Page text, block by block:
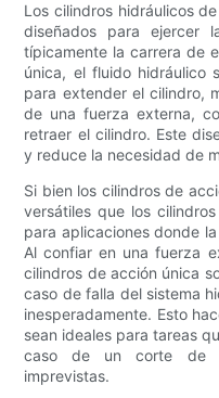
Los cilindros hidráulicos
diseñados para ejercer
típicamente la carrera de
única, el fluido hidráulico
para extender el cilindro,
de una fuerza externa,
retraer el cilindro. Este
y reduce la necesidad de
Si bien los cilindros de
versátiles que los
para aplicaciones donde
Al confiar en una fuerza
cilindros de acción única
caso de falla del sistema
inesperadamente. Esto
sean ideales para tareas
caso de un corte de
imprevistas.